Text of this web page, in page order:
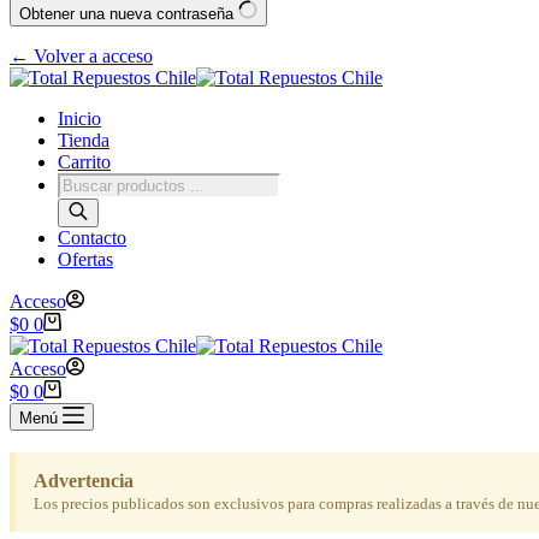
Obtener una nueva contraseña
← Volver a acceso
Inicio
Tienda
Carrito
Contacto
Ofertas
Acceso
$0 0
Acceso
$0 0
Menú
Advertencia
Los precios publicados son exclusivos para compras realizadas a través de